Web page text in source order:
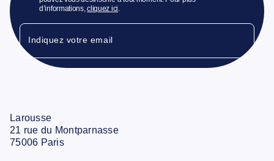
d’informations,cliquez ici
Indiquez votre email
Larousse
21 rue du Montparnasse
75006 Paris